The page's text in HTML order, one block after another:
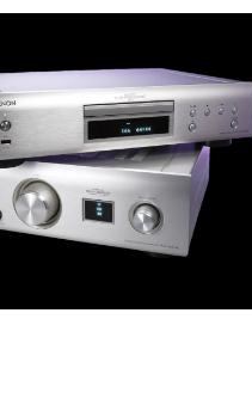
завершаются очень
ценовой категории и
завершается контролем
звукового
места
измерительным
производятся на